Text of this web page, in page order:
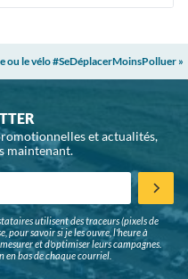
ou le vélo #SeDéplacerMoinsPolluer »
et actualités,
maintenant.
utilisent des traceurs (pixels de
pour savoir si je les ouvre, l'heure à
et d'optimiser leurs campagnes.
bas de chaque courriel.